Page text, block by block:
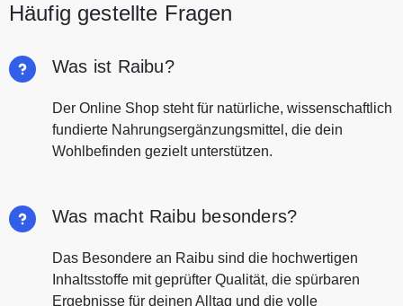
Häufig gestellte Fragen
Was ist Raibu?
Der Online Shop steht für natürliche, wissenschaftlich
fundierte Nahrungsergänzungsmittel, die dein
Wohlbefinden gezielt unterstützen.
Was macht Raibu besonders?
Das Besondere an Raibu sind die hochwertigen
Inhaltsstoffe mit geprüfter Qualität, die spürbaren
Ergebnisse für deinen Alltag und die volle